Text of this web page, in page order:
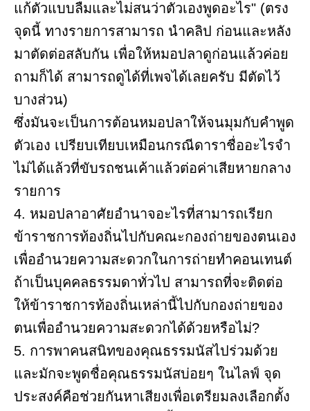
แก้ตัวแบบลืมและไม่สนว่าตัวเองพูดอะไร" (ตรง
จุดนี้ ทางรายการสามารถ นำคลิป ก่อนและหลัง
มาตัดต่อสลับกัน เพื่อให้หมอปลาดูก่อนแล้วค่อย
ถามก็ได้ สามารถดูได้ที่เพจได้เลยครับ มีตัดไว้
บางส่วน)
ซึ่งมันจะเป็นการต้อนหมอปลาให้จนมุมกับคำพูด
ตัวเอง เปรียบเทียบเหมือนกรณีดาราชื่ออะไรจำ
ไม่ได้แล้วที่ขับรถชนเค้าแล้วต่อค่าเสียหายกลาง
รายการ
4. หมอปลาอาศัยอำนาจอะไรที่สามารถเรียก
ข้าราชการท้องถิ่นไปกับคณะกองถ่ายของตนเอง
เพื่ออำนวยความสะดวกในการถ่ายทำคอนเทนต์
ถ้าเป็นบุคคลธรรมดาทั่วไป สามารถที่จะติดต่อ
ให้ข้าราชการท้องถิ่นเหล่านี้ไปกับกองถ่ายของ
ตนเพื่ออำนวยความสะดวกได้ด้วยหรือไม่?
5. การพาคนสนิทของคุณธรรมนัสไปร่วมด้วย
และมักจะพูดชื่อคุณธรรมนัสบ่อยๆ ในไลฟ์ จุด
ประสงค์คือช่วยกันหาเสียงเพื่อเตรียมลงเลือกตั้ง